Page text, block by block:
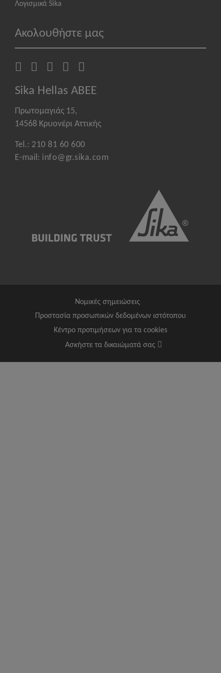
Λογισμικά Sika
Ακολουθήστε μας
Sika Hellas ABEE
Πρωτομαγιάς 15,
14568 Κρυονέρι Αττικής
Tel.: 210 81 60 600
E-mail: info@gr.sika.com
Νομικές σημειώσεις
Προστασία προσωπικών δεδομένων ιστότοπου
Κέντρο προτιμήσεων για τα cookies
Ασκήστε τα δικαιώματά σας